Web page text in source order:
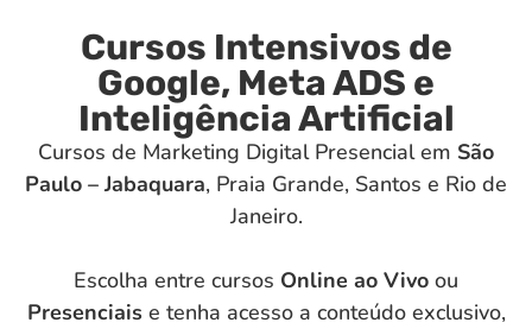
Cursos Intensivos de
Google, Meta ADS e
Inteligência Artificial
Cursos de Marketing Digital Presencial em São
Paulo – Jabaquara, Praia Grande, Santos e Rio de
Janeiro.
Escolha entre cursos Online ao Vivo ou
Presenciaise tenha acesso a conteúdo exclusivo,